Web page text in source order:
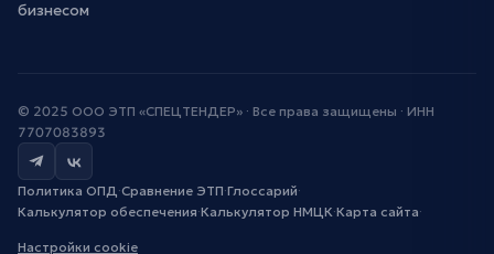
бизнесом
© 2025 ООО ЭТП «СПЕЦТЕНДЕР» · Все права защищены · ИНН
7707083893
Политика ОПД·Сравнение ЭТП·Глоссарий·
Калькулятор обеспечения·Калькулятор НМЦК·Карта сайта·
Настройки cookie